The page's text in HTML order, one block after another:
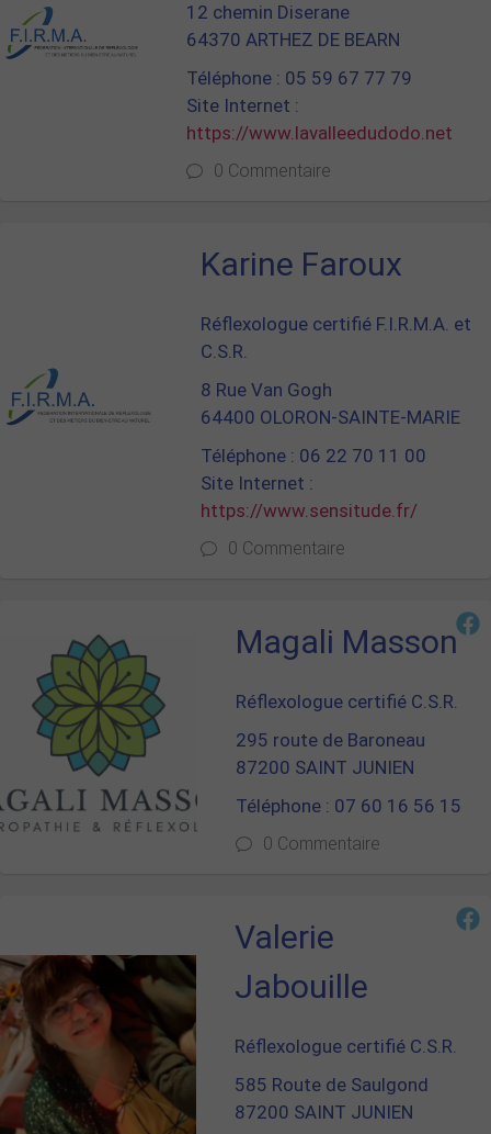
12 chemin Diserane
64370 ARTHEZ DE BEARN
Téléphone : 05 59 67 77 79
Site Internet :
https://www.lavalleedudodo.net
0 Commentaire
Karine Faroux
Réflexologue certifié F.I.R.M.A. et
C.S.R.
8 Rue Van Gogh
64400 OLORON-SAINTE-MARIE
Téléphone : 06 22 70 11 00
Site Internet :
https://www.sensitude.fr/
0 Commentaire
Magali Masson
Réflexologue certifié C.S.R.
295 route de Baroneau
87200 SAINT JUNIEN
Téléphone : 07 60 16 56 15
0 Commentaire
Valerie
Jabouille
Réflexologue certifié C.S.R.
585 Route de Saulgond
87200 SAINT JUNIEN